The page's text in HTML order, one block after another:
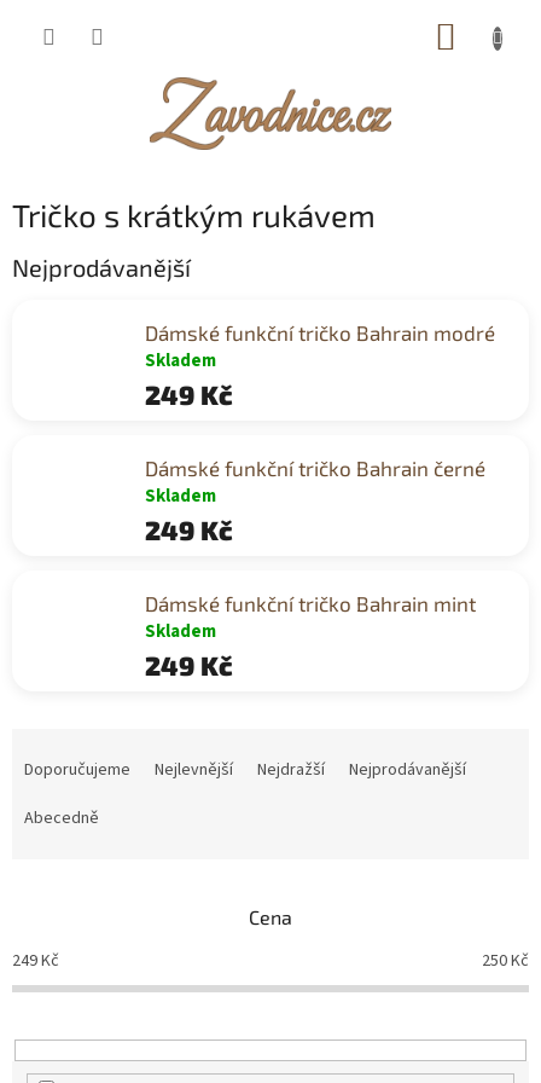
Tričko s krátkým rukávem
Nejprodávanější
Dámské funkční tričko Bahrain modré
Skladem
249 Kč
Dámské funkční tričko Bahrain černé
Skladem
249 Kč
Dámské funkční tričko Bahrain mint
Skladem
249 Kč
o
d
k
t
Doporučujeme Nejlevnější Nejdražší
Nejprodávanější
Abecedně
Cena
249Kč 250Kč